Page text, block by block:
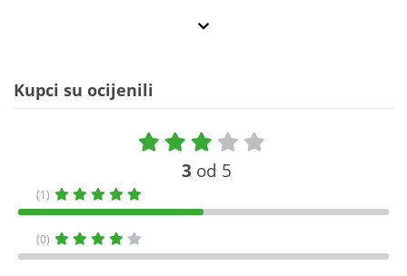
Kupci su ocijenili
3 od 5
(1)
(0)